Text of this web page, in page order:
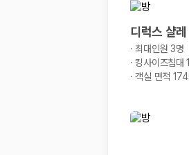
디럭스 샬레
·최대인원 3명
·킹사이즈침대
·객실 면적